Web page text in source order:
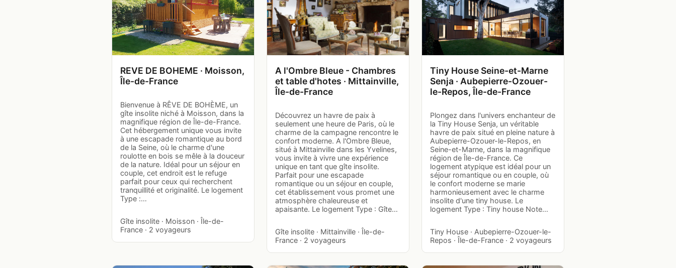
REVE DE BOHEME · Moisson,
Île-de-France
Bienvenue à RÊVE DE BOHÈME, un
gîte insolite niché à Moisson, dans la
magnifique région de Île-de-France.
Cet hébergement unique vous invite
à une escapade romantique au bord
de la Seine, où le charme d'une
roulotte en bois se mêle à la douceur
de la nature. Idéal pour un séjour en
couple, cet endroit est le refuge
parfait pour ceux qui recherchent
tranquillité et originalité. Le logement
Type :…
Gîte insolite · Moisson · Île-de-
France · 2 voyageurs
A l'Ombre Bleue - Chambres
et table d'hotes · Mittainville,
Île-de-France
Découvrez un havre de paix à
seulement une heure de Paris, où le
charme de la campagne rencontre le
confort moderne. A l'Ombre Bleue,
situé à Mittainville dans les Yvelines,
vous invite à vivre une expérience
unique en tant que gîte insolite.
Parfait pour une escapade
romantique ou un séjour en couple,
cet établissement vous promet une
atmosphère chaleureuse et
apaisante. Le logement Type : Gîte…
Gîte insolite · Mittainville · Île-de-
France · 2 voyageurs
Tiny House Seine-et-Marne
Senja · Aubepierre-Ozouer-
le-Repos, Île-de-France
Plongez dans l'univers enchanteur de
la Tiny House Senja, un véritable
havre de paix situé en pleine nature à
Aubepierre-Ozouer-le-Repos, en
Seine-et-Marne, dans la magnifique
région de Île-de-France. Ce
logement atypique est idéal pour un
séjour romantique ou en couple, où
le confort moderne se marie
harmonieusement avec le charme
insolite d'une tiny house. Le
logement Type : Tiny house Note…
Tiny House · Aubepierre-Ozouer-le-
Repos · Île-de-France · 2 voyageurs